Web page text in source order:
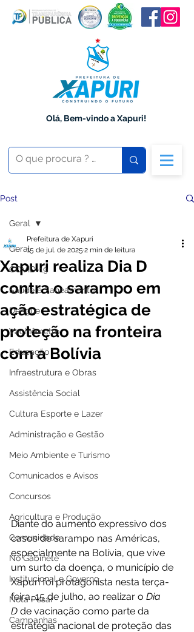
Olá, Bem-vindo a Xapuri!
Post
Geral
COVID-19
Saúde e Saneamento
Dengue
Vacinômetro
Educação
Infraestrutura e Obras
Assistência Social
Cultura Esporte e Lazer
Administração e Gestão
Meio Ambiente e Turismo
Comunicados e Avisos
Concursos
Agricultura e Produção
Comunidade
No Gabinete
Institucional e Governo
Nota Pesar
Campanhas
Geral
Xapuri realiza Dia D
contra o sarampo em
ação estratégica de
proteção na fronteira
com a Bolívia
Prefeitura de Xapuri
15 de jul. de 2025 2 min de leitura
Diante do aumento expressivo dos
casos de sarampo nas Américas,
especialmente na Bolívia, que vive
um surto da doença, o município de
Xapuri foi protagonista nesta terça-
feira, 15 de julho, ao realizar o Dia
D de vacinação como parte da
estratégia nacional de proteção das